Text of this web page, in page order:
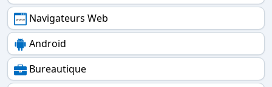
Navigateurs Web
Android
Bureautique